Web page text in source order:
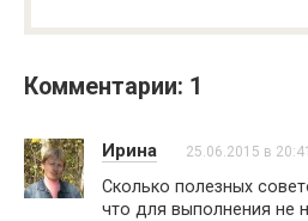
Комментарии: 1
Ирина 25.06.2015 в 20:41
Сколько полезных
что для выполнения не